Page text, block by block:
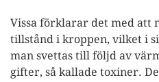
Vissa förklarar det med att
tillstånd i kroppen, vilket i
man svettas till följd av
gifter, så kallade toxiner.